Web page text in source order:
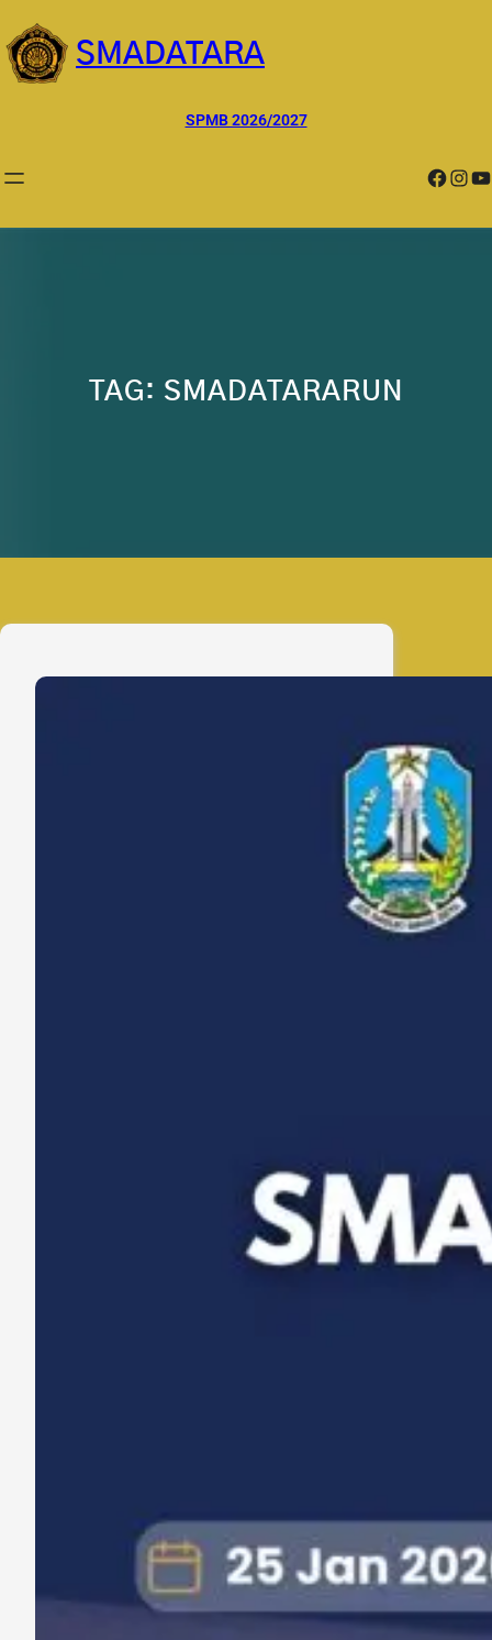
ke
konten
SMADATARA
SPMB 2026/2027
Facebook InstagramYouTube
TAG: SMADATARARUN